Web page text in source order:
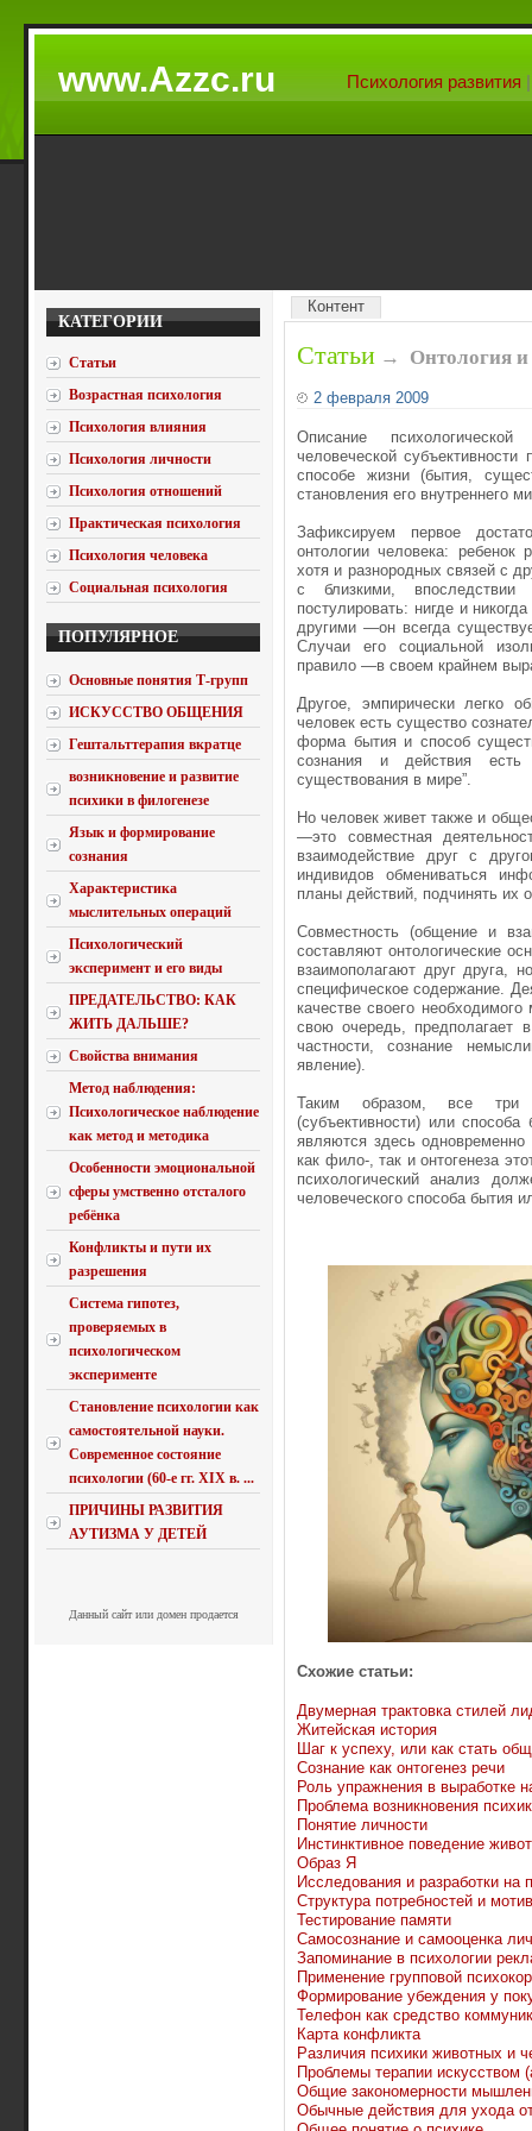
www.Azzc.ru Психология развития
КАТЕГОРИИ
Статьи
Возрастная психология
Психология влияния
Психология личности
Психология отношений
Практическая психология
Психология человека
Социальная психология
ПОПУЛЯРНОЕ
Основные понятия Т-групп
ИСКУССТВО ОБЩЕНИЯ
Гештальттерапия вкратце
возникновение и развитие
психики в филогенезе
Язык и формирование
сознания
Характеристика
мыслительных операций
Психологический
эксперимент и его виды
ПРЕДАТЕЛЬСТВО: КАК
ЖИТЬ ДАЛЬШЕ?
Свойства внимания
Метод наблюдения:
Психологическое наблюдение
как метод и методика
Особенности эмоциональной
сферы умственно отсталого
ребёнка
Конфликты и пути их
разрешения
Система гипотез,
проверяемых в
психологическом
эксперименте
Становление психологии как
самостоятельной науки.
Современное состояние
психологии (60-е гг. XIX в. ...
ПРИЧИНЫ РАЗВИТИЯ
АУТИЗМА У ДЕТЕЙ
Данный сайт или домен продается
Контент
Статьи → Онтология и
2 февраля 2009
Описание
человеческой
способе жизни (бытия,
становления его внутреннего
Зафиксируем первое
онтологии человека: ребенок
хотя и разнородных связей с
с близкими,
постулировать: нигде и
другими —он всегда
Случаи его социальной
правило —в своем крайнем
Другое, эмпирически легко
человек есть существо
форма бытия и способ
сознания и действия есть
существования в мире”.
Но человек живет также и
—это совместная
взаимодействие друг с
индивидов обмениваться
планы действий, подчинять их
Совместность (общение и
составляют онтологические
взаимополагают друг друга,
специфическое содержание.
качестве своего
свою очередь, предполагает
частности, сознание
явление).
Таким образом, все три
(субъективности) или
являются здесь
как фило‑, так и онтогенеза
психологический анализ
человеческого способа бытия
Схожие статьи:
Двумерная трактовка стилей
Житейская история
Шаг к успеху, или как стать
Сознание как онтогенез речи
Роль упражнения в выработке
Проблема возникновения
Понятие личности
Инстинктивное поведение
Образ Я
Исследования и разработки на
Структура потребностей и
Тестирование памяти
Самосознание и самооценка
Запоминание в психологии
Применение групповой
Формирование убеждения у
Телефон как средство
Карта конфликта
Различия психики животных и
Проблемы терапии искусством
Общие закономерности
Обычные действия для ухода